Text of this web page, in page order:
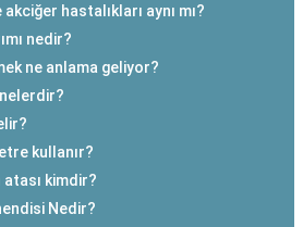
hastalıkları aynı mı?
nedir?
ne anlama geliyor?
kullanır?
atası kimdir?
Nedir?